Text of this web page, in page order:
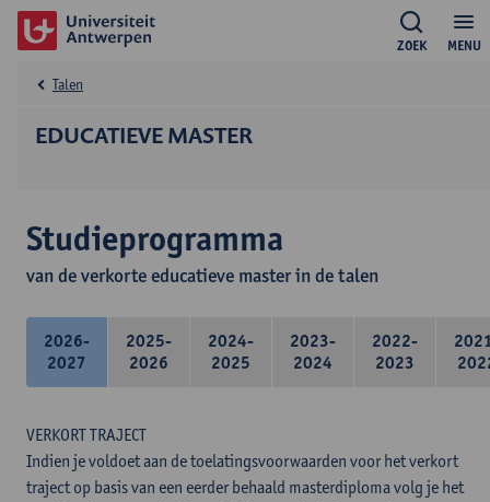
MENU
ZOEK
EDUCATIEVE MASTER
Talen
Studieprogramma
van de verkorte educatieve master in de talen
2026-
2027
2025-
2026
2024-
2025
2023-
2024
2022-
2023
VERKORT TRAJECT
Indien je voldoet aan de toelatingsvoorwaarden voor het verkort
traject op basis van een eerder behaald masterdiploma volg je het